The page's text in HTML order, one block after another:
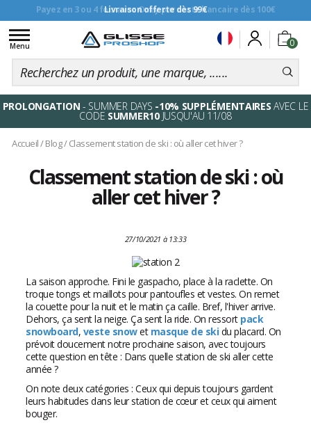
Livraison offerte dès 99€
0
Toggle
navigation
Menu
PROLONGATION - SUMMER DAYS -10% SUPPLÉMENTAIRES AVEC LE
CODE SUMMER10JUSQU'AU 11/08
Accueil/Blog/Classement station de ski : où aller cet hiver ?
Classement station de ski : où
aller cet hiver ?
27/10/2021 à 13:33
La saison approche. Fini le gaspacho, place à la raclette. On
troque tongs et maillots pour pantoufles et vestes. On remet
la couette pour la nuit et le matin ça caille. Bref, l'hiver arrive.
Dehors, ça sent la neige. Ça sent la ride. On ressort pack
snowboard, veste snowet masque de skidu placard. On
prévoit doucement notre prochaine saison, avec toujours
cette question en tête : Dans quelle station de ski aller cette
année ?
On note deux catégories : Ceux qui depuis toujours gardent
leurs habitudes dans leur station de cœur et ceux qui aiment
bouger.